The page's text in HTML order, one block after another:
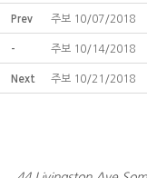
Prev 주보 10/07/2018
- 주보 10/14/2018
Next 주보 10/21/2018